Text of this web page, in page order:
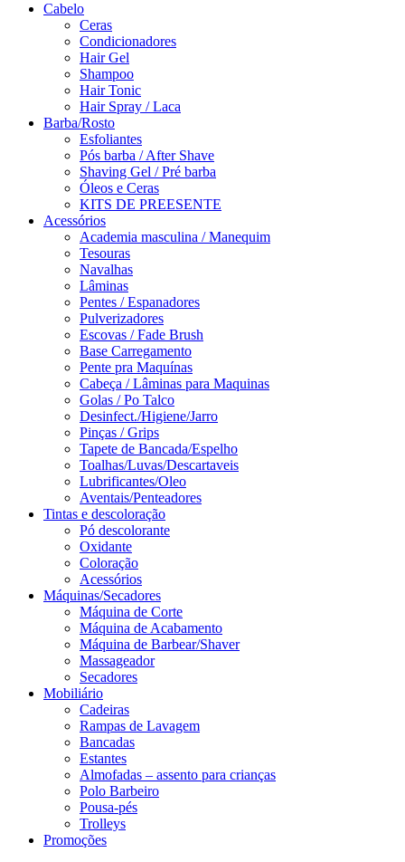
Cabelo
Ceras
Condicionadores
Hair Gel
Shampoo
Hair Tonic
Hair Spray / Laca
Barba/Rosto
Esfoliantes
Pós barba / After Shave
Shaving Gel / Pré barba
Óleos e Ceras
KITS DE PREESENTE
Acessórios
Academia masculina / Manequim
Tesouras
Navalhas
Lâminas
Pentes / Espanadores
Pulverizadores
Escovas / Fade Brush
Base Carregamento
Pente pra Maquínas
Cabeça / Lâminas para Maquinas
Golas / Po Talco
Desinfect./Higiene/Jarro
Pinças / Grips
Tapete de Bancada/Espelho
Toalhas/Luvas/Descartaveis
Lubrificantes/Oleo
Aventais/Penteadores
Tintas e descoloração
Pó descolorante
Oxidante
Coloração
Acessórios
Máquinas/Secadores
Máquina de Corte
Máquina de Acabamento
Máquina de Barbear/Shaver
Massageador
Secadores
Mobiliário
Cadeiras
Rampas de Lavagem
Bancadas
Estantes
Almofadas – assento para crianças
Polo Barbeiro
Pousa-pés
Trolleys
Promoções